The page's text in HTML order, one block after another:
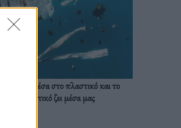
Ζούμε ήδη μέσα στο πλαστικό και το
πλαστικό ζει μέσα μας